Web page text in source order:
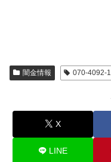
闇金情報 070-4092-
X
LINE